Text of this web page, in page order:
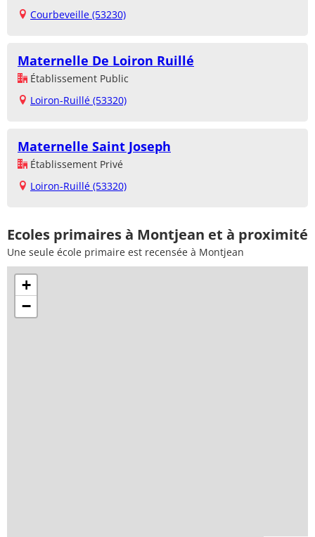
Courbeveille (53230)
Maternelle De Loiron Ruillé
Établissement Public
Loiron-Ruillé (53320)
Maternelle Saint Joseph
Établissement Privé
Loiron-Ruillé (53320)
Ecoles primaires à Montjean et à proximité
Une seule école primaire est recensée à Montjean
+
−